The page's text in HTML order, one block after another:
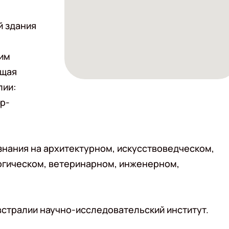
здания
на архитектурном, искусствоведческом,
ветеринарном, инженерном,
научно-исследовательский институт.